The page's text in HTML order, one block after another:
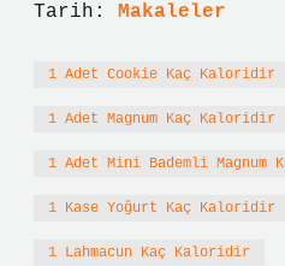
Tarih: Makaleler
1 Adet Cookie Kaç Kaloridir
1 Adet Magnum Kaç Kaloridir
1 Adet Mini Bademli Magnum
1 Kase Yoğurt Kaç Kaloridir
1 Lahmacun Kaç Kaloridir